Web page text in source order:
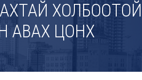
АВАХ ЦОНХ